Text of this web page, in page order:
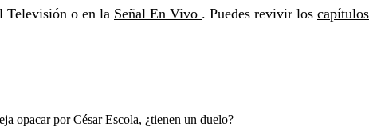
Televisión o en la Señal En Vivo . Puedes revivir los
opacar por César Escola, ¿tienen un duelo?